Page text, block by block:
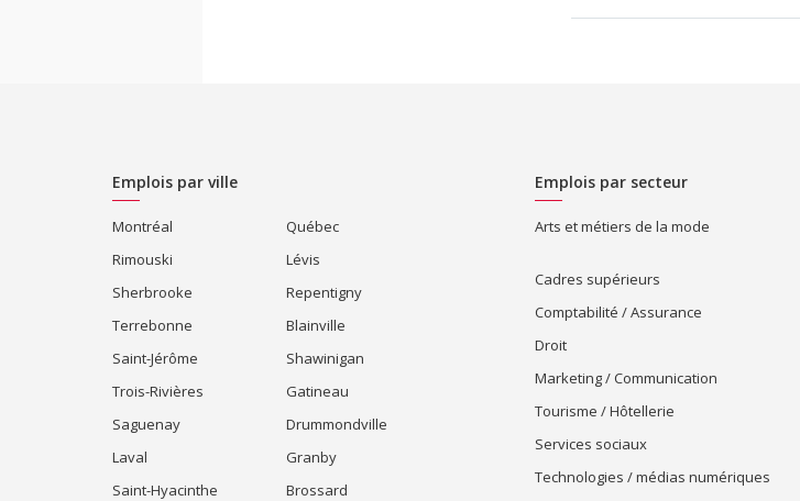
Emplois par ville
Montréal
Québec
Rimouski
Lévis
Sherbrooke
Repentigny
Terrebonne
Blainville
Saint-Jérôme
Shawinigan
Trois-Rivières
Gatineau
Saguenay
Drummondville
Laval
Granby
Saint-Hyacinthe
Brossard
Emplois par secteur
Arts et métiers de la mode
Cadres supérieurs
Comptabilité / Assurance
Droit
Marketing / Communication
Tourisme / Hôtellerie
Services sociaux
Technologies / médias numériques